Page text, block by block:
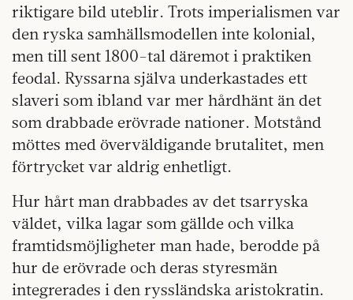
riktigare bild uteblir. Trots imperialismen var
den ryska samhällsmodellen inte kolonial,
men till sent 1800-tal däremot i praktiken
feodal. Ryssarna själva underkastades ett
slaveri som ibland var mer hårdhänt än det
som drabbade erövrade nationer. Motstånd
möttes med överväldigande brutalitet, men
förtrycket var aldrig enhetligt.
Hur hårt man drabbades av det tsarryska
väldet, vilka lagar som gällde och vilka
framtidsmöjligheter man hade, berodde på
hur de erövrade och deras styresmän
integrerades i den ryssländska aristokratin.